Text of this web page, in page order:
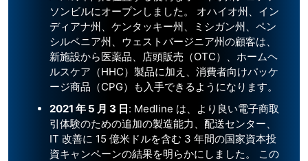
ソンビルにオープンしました。 オハイオ州、イン
ディアナ州、ケンタッキー州、ミシガン州、ペン
シルベニア州、ウェストバージニア州の顧客は、
新施設から医薬品、店頭販売（OTC）、ホームヘ
ルスケア（HHC）製品に加え、消費者向けパッケ
ージ商品（CPG）も入手できるようになります。
2021 年 5 月 3 日: Medline は、より良い電子商取
引体験のための追加の製造能力、配送センター、
IT 改善に 15 億米ドルを含む 3 年間の国家資本投
資キャンペーンの結果を明らかにしました。 この